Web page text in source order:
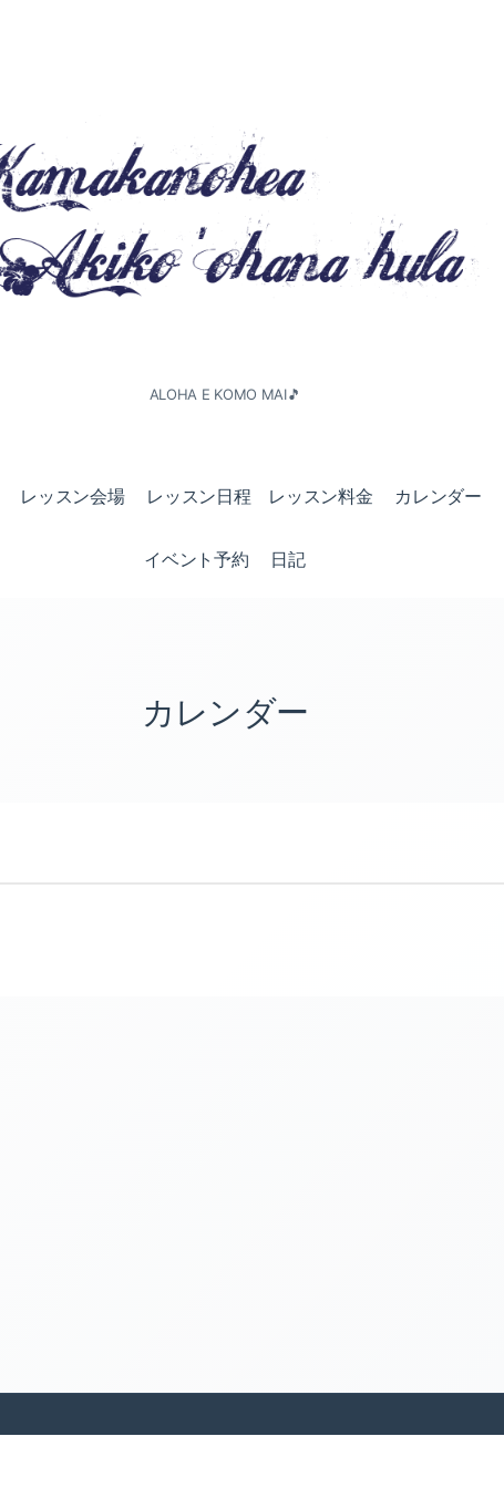
ALOHA E KOMO MAI🎵
レッスン会場 レッスン日程 レッスン料金 カレンダー
イベント予約 日記
カレンダー